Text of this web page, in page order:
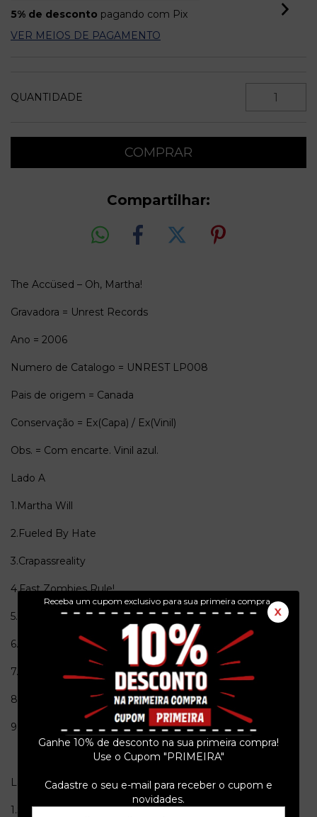
Receba um cupom exclusivo para sua primeira compra.
X
Ganhe 10% de desconto na sua primeira compra!
Use o Cupom "PRIMEIRA"
Cadastre o seu e-mail para receber o cupom e
novidades.
5% de desconto pagando com Pix
VER MEIOS DE PAGAMENTO
QUANTIDADE
Compartilhar:
The Accüsed – Oh, Martha!
Gravadora = Unrest Records
Ano = 2006
Numero de Catalogo = UNREST LP008
Pais de origem = Canada
Conservação = Ex(Capa) / Ex(Vinil)
Obs. = Com encarte. Vinil azul.
Lado A
1.Martha Will
2.Fueled By Hate
3.Crapassreality
4.Fast Zombies Rule!
5.Dying On The Vine
6.Hooker Fortified Pork Products
7.Life Kills On
8.National Embalming School
9.Filth Hounds Of Hades
Lado B
1.Stay Dead